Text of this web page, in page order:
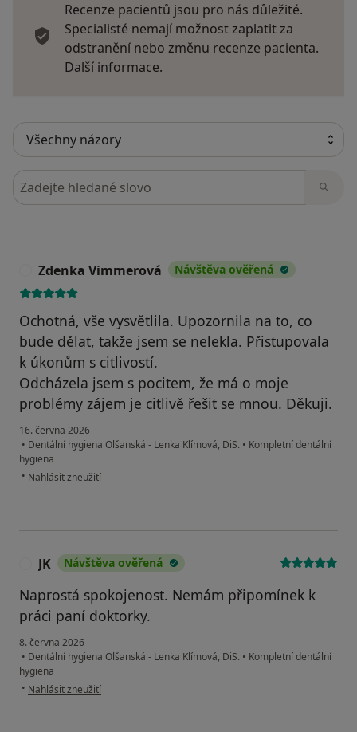
Recenze pacientů jsou pro nás důležité.
Specialisté nemají možnost zaplatit za
odstranění nebo změnu recenze pacienta.
Další informace.
Hledejte v názorech
Zdenka Vimmerová Návštěva ověřená
Ochotná, vše vysvětlila. Upozornila na to, co
bude dělat, takže jsem se nelekla. Přistupovala
k úkonům s citlivostí.
Odcházela jsem s pocitem, že má o moje
problémy zájem je citlivě řešit se mnou. Děkuji.
16. června 2026
• Dentální hygiena Olšanská - Lenka Klímová, DiS. • Kompletní dentální
hygiena
• podle názoru uživatele Zdenka Vimmerová
Nahlásit zneužití
JK Návštěva ověřená
Naprostá spokojenost. Nemám připomínek k
práci paní doktorky.
8. června 2026
• Dentální hygiena Olšanská - Lenka Klímová, DiS. • Kompletní dentální
hygiena
• podle názoru uživatele JK
Nahlásit zneužití